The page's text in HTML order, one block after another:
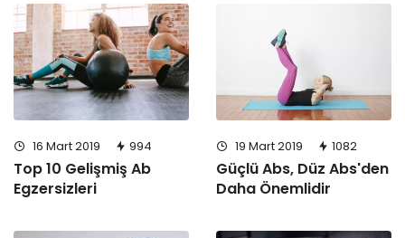
16 Mart 2019 994
Top 10 Gelişmiş Ab
Egzersizleri
19 Mart 2019 1082
Güçlü Abs, Düz Abs'den
Daha Önemlidir